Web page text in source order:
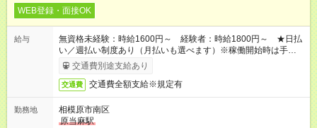
WEB登録・面接OK
給与
無資格未経験：時給1600円～ 経験者：時給1800円～ ★日払
い／週払い制度あり（月払いも選べます）※稼働開始時は手続き
完了次第のお支払いとなります。
交通費別途支給あり
交通費 交通費全額支給※規定有
勤務地
相模原市南区
原当麻駅